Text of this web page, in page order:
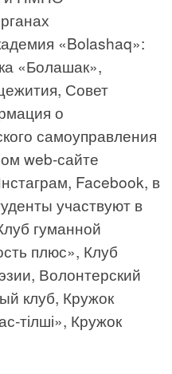
«Bolashaq»:
«Болашак»,
Совет
о
самоуправления
web-сайте
Facebook, в
участвуют в
гуманной
плюс», Клуб
Волонтерский
клуб, Кружок
тілші», Кружок